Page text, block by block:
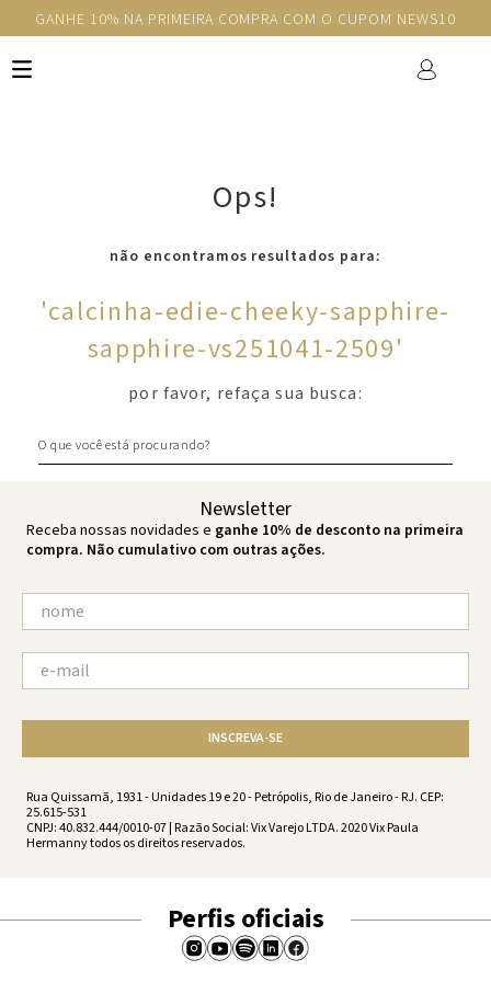
GANHE 10% NA PRIMEIRA COMPRA COM O CUPOM NEWS10
Ops!
não encontramos resultados para:
'calcinha-edie-cheeky-sapphire-
sapphire-vs251041-2509'
por favor, refaça sua busca:
Newsletter
Receba nossas novidades e ganhe 10% de desconto na primeira
compra. Não cumulativo com outras ações.
INSCREVA-SE
Rua Quissamã, 1931 - Unidades 19 e 20 - Petrópolis, Rio de Janeiro - RJ. CEP:
25.615-531
CNPJ: 40.832.444/0010-07 | Razão Social: Vix Varejo LTDA. 2020 Vix Paula
Hermanny todos os direitos reservados.
Perfis oficiais